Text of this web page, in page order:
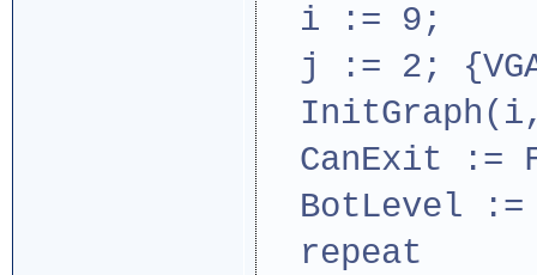
i := 9;
j := 2; {VGA
CanExit :=
BotLevel
repeat